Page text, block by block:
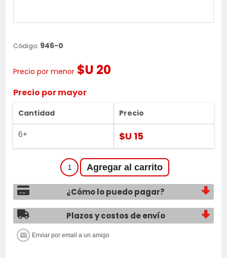
Código: 946-0
Precio por menor $U 20
Precio por mayor
Cantidad
6+
Precio
$U 15
¿Cómo lo puedo pagar?
Plazos y costos de envío